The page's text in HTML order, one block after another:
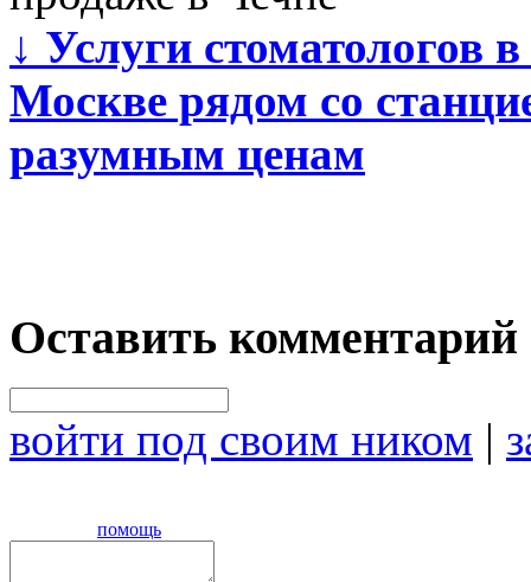
↓ Услуги стоматологов
Москве рядом со
разумным ценам
Оставить комментарий
войти под своим ником |
помощь